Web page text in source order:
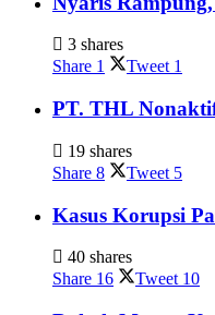
3 shares
Share 1 Tweet 1
PT. THL
19 shares
Share 8 Tweet 5
Kasus Korupsi
40 shares
Share 16 Tweet 10